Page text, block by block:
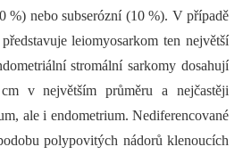
%) nebo subserózní (10 %). V případě
leiomyosarkom ten největší
stromální sarkomy dosahují
v největším průměru a nejčastěji
ale i endometrium. Nediferencované
polypovitých nádorů klenoucích